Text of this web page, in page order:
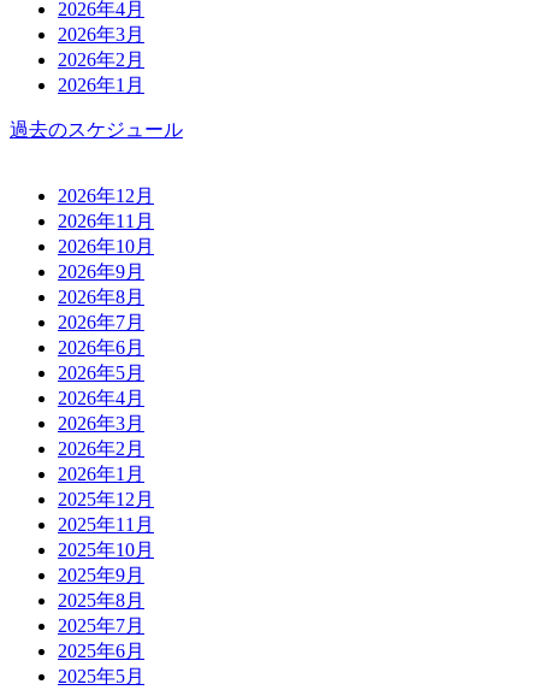
2026年4月
2026年3月
2026年2月
2026年1月
過去のスケジュール
2026年12月
2026年11月
2026年10月
2026年9月
2026年8月
2026年7月
2026年6月
2026年5月
2026年4月
2026年3月
2026年2月
2026年1月
2025年12月
2025年11月
2025年10月
2025年9月
2025年8月
2025年7月
2025年6月
2025年5月